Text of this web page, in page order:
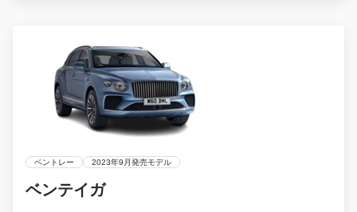
ベントレー 2023年9月発売モデル
ベンテイガ